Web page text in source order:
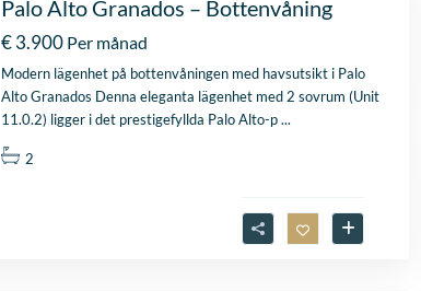
Palo Alto Granados – Bottenvåning
€ 3.900 Per månad
Modern lägenhet på bottenvåningen med havsutsikt i Palo
Alto Granados Denna eleganta lägenhet med 2 sovrum (Unit
11.0.2) ligger i det prestigefyllda Palo Alto-p...
2